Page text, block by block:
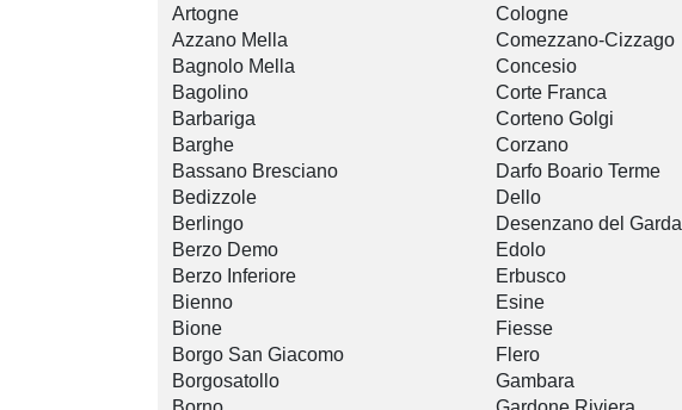
Artogne
Azzano Mella
Bagnolo Mella
Bagolino
Barbariga
Barghe
Bassano Bresciano
Bedizzole
Berlingo
Berzo Demo
Berzo Inferiore
Bienno
Bione
Borgo San Giacomo
Borgosatollo
Cologne
Comezzano-Cizzago
Concesio
Corte Franca
Corteno Golgi
Corzano
Darfo Boario Terme
Dello
Desenzano del Garda
Edolo
Erbusco
Esine
Fiesse
Flero
Gambara